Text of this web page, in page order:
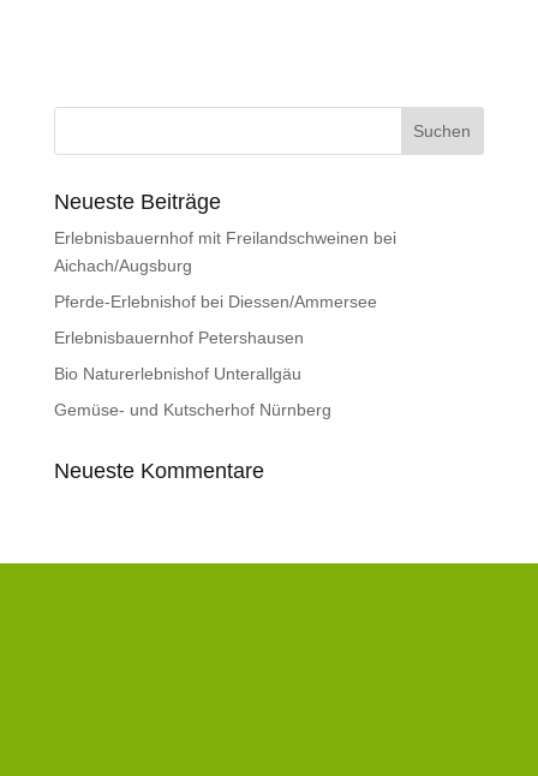
Neueste Beiträge
Erlebnisbauernhof mit Freilandschweinen bei
Aichach/Augsburg
Pferde-Erlebnishof bei Diessen/Ammersee
Erlebnisbauernhof Petershausen
Bio Naturerlebnishof Unterallgäu
Gemüse- und Kutscherhof Nürnberg
Neueste Kommentare